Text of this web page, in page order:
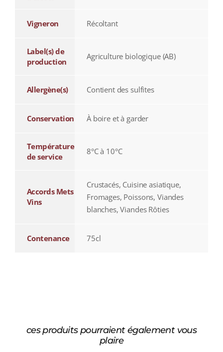
Vigneron Récoltant
Label(s) de
production
Agriculture biologique (AB)
Allergène(s) Contient des sulfites
Conservation À boire et à garder
Température
de service
8°C à 10°C
Accords Mets
Vins
Crustacés, Cuisine asiatique,
Fromages, Poissons, Viandes
blanches, Viandes Rôties
Contenance 75cl
ces produits pourraient également vous
plaire